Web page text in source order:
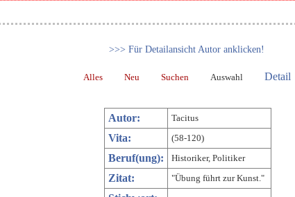
>>> Für Detailansicht Autor anklicken!
Alles Neu Suchen Auswahl Detail
Autor: Tacitus
Vita: (58-120)
Beruf(ung): Historiker, Politiker
Zitat: "Übung führt zur Kunst."